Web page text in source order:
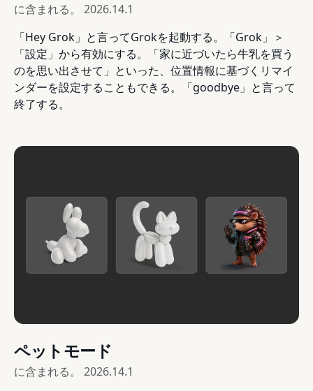
に含まれる。 2026.14.1
「Hey Grok」と言ってGrokを起動する。「Grok」＞
「設定」から有効にする。「家に近づいたら牛乳を買う
のを思い出させて」といった、位置情報に基づくリマイ
ンダーを設定することもできる。「goodbye」と言って
終了する。
ペットモード
に含まれる。 2026.14.1